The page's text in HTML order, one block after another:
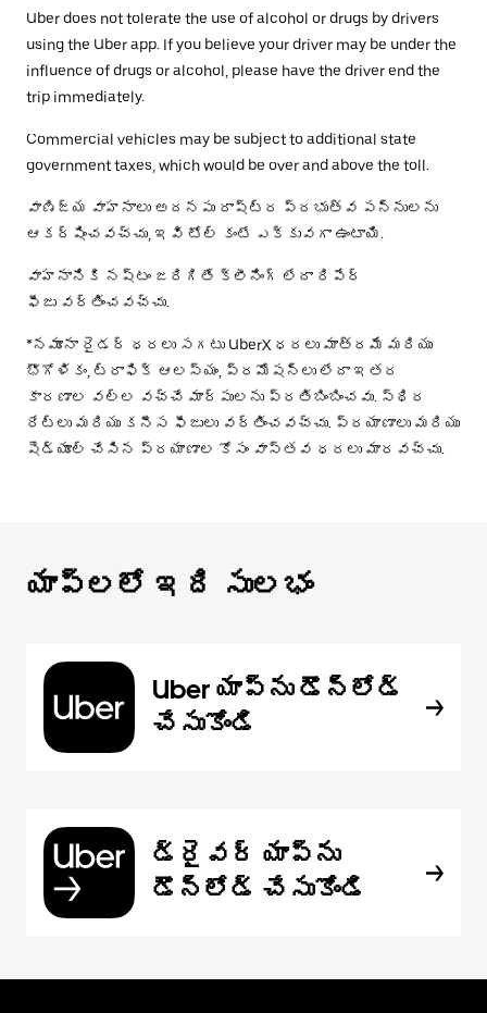
Uber does not tolerate the use of alcohol or drugs by drivers
using the Uber app. If you believe your driver may be under the
influence of drugs or alcohol, please have the driver end the
trip immediately.
Commercial vehicles may be subject to additional state
government taxes, which would be over and above the toll.
వాణిజ్య వాహనాలు అదనపు రాష్ట్ర ప్రభుత్వ పన్నులను
ఆకర్షించవచ్చు, ఇవి టోల్ కంటే ఎక్కువగా ఉంటాయి.
వాహనానికి నష్టం జరిగితే క్లీనింగ్ లేదా రిపేర్
ఫీజు వర్తించవచ్చు.
*నమూనా రైడర్ ధరలు సగటు UberX ధరలు మాత్రమే మరియు
భౌగోళికం, ట్రాఫిక్ ఆలస్యం, ప్రమోషన్లు లేదా ఇతర
కారణాల వల్ల వచ్చే మార్పులను ప్రతిబింబించవు. స్థిర
రేట్లు మరియు కనీస ఫీజులు వర్తించవచ్చు. ప్రయాణాలు మరియు
షెడ్యూల్ చేసిన ప్రయాణాల కోసం వాస్తవ ధరలు మారవచ్చు.
యాప్‌లలో ఇది సులభం
Uber యాప్‌ను డౌన్‌లోడ్
చేసుకోండి
డ్రైవర్ యాప్‌ను
డౌన్‌లోడ్ చేసుకోండి